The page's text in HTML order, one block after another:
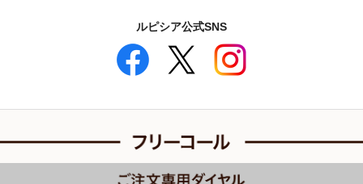
ルピシア公式SNS